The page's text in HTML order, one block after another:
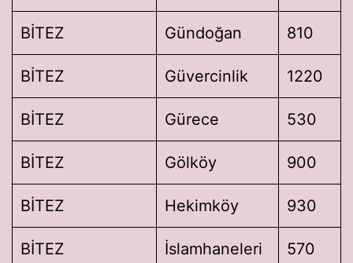
BİTEZ Gündoğan 810
BİTEZ Güvercinlik 1220
BİTEZ Gürece 530
BİTEZ Gölköy 900
BİTEZ Hekimköy 930
BİTEZ İslamhaneleri 570